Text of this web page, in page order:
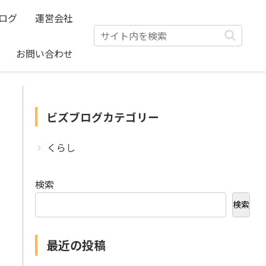
グ 運営会社
お問い合わせ
ビズブログカテゴリー
くらし
検索
検索
最近の投稿